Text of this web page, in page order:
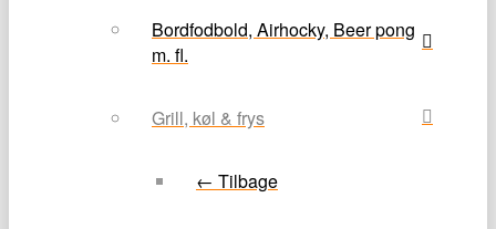
Bordfodbold, Airhocky, Beer pong
m. fl.
Grill, køl & frys
← Tilbage